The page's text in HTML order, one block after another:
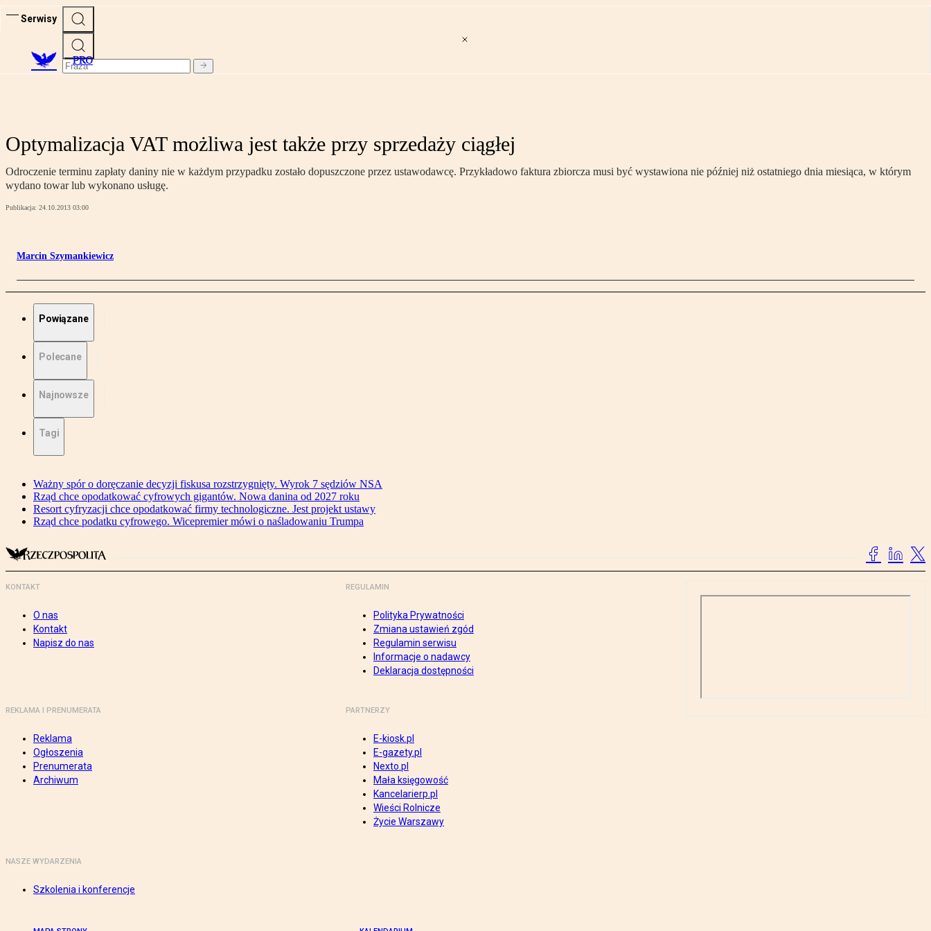
Serwisy
PRO
Optymalizacja VAT możliwa jest także przy sprzedaży ciągłej
Odroczenie terminu zapłaty daniny nie w każdym przypadku zostało dopuszczone przez ustawodawcę. Przykładowo faktura zbiorcza musi być wystawiona nie później niż ostatniego dnia miesiąca, w którym
wydano towar lub wykonano usługę.
Publikacja: 24.10.2013 03:00
Marcin Szymankiewicz
Powiązane
Polecane
Najnowsze
Tagi
Ważny spór o doręczanie decyzji fiskusa rozstrzygnięty. Wyrok 7 sędziów NSA
Rząd chce opodatkować cyfrowych gigantów. Nowa danina od 2027 roku
Resort cyfryzacji chce opodatkować firmy technologiczne. Jest projekt ustawy
Rząd chce podatku cyfrowego. Wicepremier mówi o naśladowaniu Trumpa
KONTAKT
O nas
Kontakt
Napisz do nas
REGULAMIN
Polityka Prywatności
Zmiana ustawień zgód
Regulamin serwisu
Informacje o nadawcy
Deklaracja dostępności
REKLAMA I PRENUMERATA
Reklama
Ogłoszenia
Prenumerata
Archiwum
PARTNERZY
E-kiosk.pl
E-gazety.pl
Nexto.pl
Mała księgowość
Kancelarierp.pl
Wieści Rolnicze
Życie Warszawy
NASZE WYDARZENIA
Szkolenia i konferencje